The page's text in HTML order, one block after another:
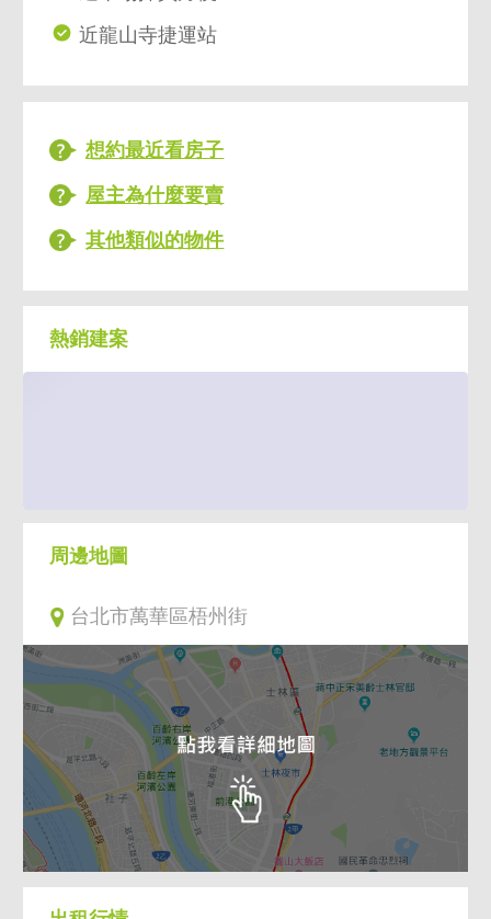
近龍山寺捷運站
想約最近看房子
屋主為什麼要賣
其他類似的物件
熱銷建案
周邊地圖
台北市萬華區梧州街